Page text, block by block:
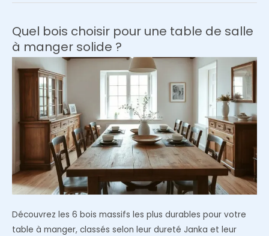
à
LED
intégrée
en
Quel bois choisir pour une table de salle
à manger solide ?
Découvrez les 6 bois massifs les plus durables pour votre
table à manger, classés selon leur dureté Janka et leur